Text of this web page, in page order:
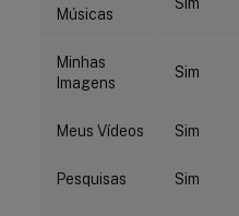
Músicas
Minhas
Imagens
Sim
Meus Vídeos Sim
Pesquisas Sim